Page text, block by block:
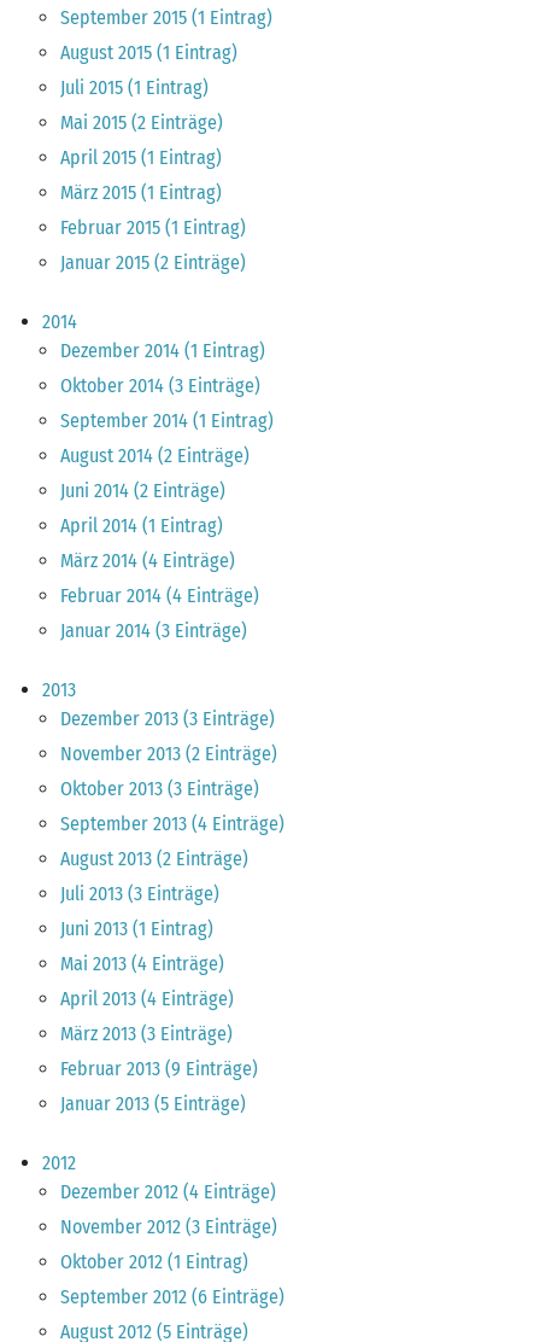
September 2015 (1 Eintrag)
August 2015 (1 Eintrag)
Juli 2015 (1 Eintrag)
Mai 2015 (2 Einträge)
April 2015 (1 Eintrag)
März 2015 (1 Eintrag)
Februar 2015 (1 Eintrag)
Januar 2015 (2 Einträge)
2014
Dezember 2014 (1 Eintrag)
Oktober 2014 (3 Einträge)
September 2014 (1 Eintrag)
August 2014 (2 Einträge)
Juni 2014 (2 Einträge)
April 2014 (1 Eintrag)
März 2014 (4 Einträge)
Februar 2014 (4 Einträge)
Januar 2014 (3 Einträge)
2013
Dezember 2013 (3 Einträge)
November 2013 (2 Einträge)
Oktober 2013 (3 Einträge)
September 2013 (4 Einträge)
August 2013 (2 Einträge)
Juli 2013 (3 Einträge)
Juni 2013 (1 Eintrag)
Mai 2013 (4 Einträge)
April 2013 (4 Einträge)
März 2013 (3 Einträge)
Februar 2013 (9 Einträge)
Januar 2013 (5 Einträge)
2012
Dezember 2012 (4 Einträge)
November 2012 (3 Einträge)
Oktober 2012 (1 Eintrag)
September 2012 (6 Einträge)
August 2012 (5 Einträge)